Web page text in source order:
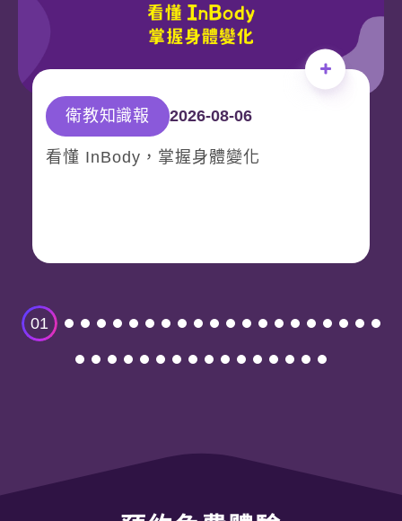
衛教知識報 2026-08-06
看懂 InBody，掌握身體變化
01
留意我們的來電。期待見到您！
提醒：教練聯繫過程中僅安排體驗時間，不會
確認